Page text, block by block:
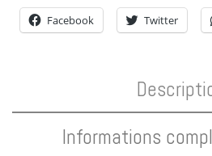
Facebook Twitter
Informations